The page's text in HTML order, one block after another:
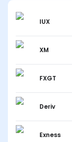
IUX
XM
FXGT
Deriv
Exness